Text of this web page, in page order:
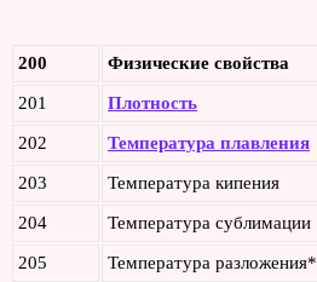
200 Физические свойства
201 Плотность
202 Температура плавления
203 Температура кипения
204 Температура сублимации
205 Температура разложения*